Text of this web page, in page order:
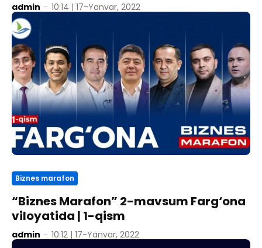
admin - 10:14 | 17-Yanvar, 2022
Biznes marafon
“Biznes Marafon” 2-mavsum Farg‘ona
viloyatida | 1-qism
admin - 10:12 | 17-Yanvar, 2022